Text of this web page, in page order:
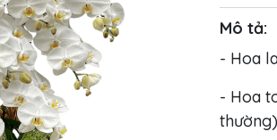
Mô tả:
- Hoa
- Hoa
thường)